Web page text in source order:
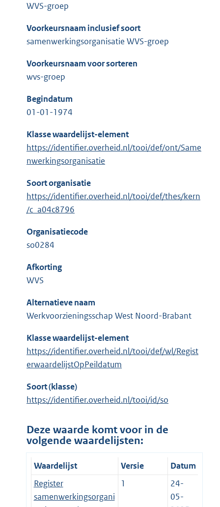
WVS-groep
Voorkeursnaam inclusief soort
samenwerkingsorganisatie WVS-groep
Voorkeursnaam voor sorteren
wvs-groep
Begindatum
01-01-1974
Klasse waardelijst-element
https://identifier.overheid.nl/tooi/def/ont/Same
nwerkingsorganisatie
Soort organisatie
https://identifier.overheid.nl/tooi/def/thes/kern
/c_a04c8796
Organisatiecode
so0284
Afkorting
WVS
Alternatieve naam
Werkvoorzieningsschap West Noord-Brabant
Klasse waardelijst-element
https://identifier.overheid.nl/tooi/def/wl/Regist
erwaardelijstOpPeildatum
Soort (klasse)
https://identifier.overheid.nl/tooi/id/so
Deze waarde komt voor in de
volgende waardelijsten:
Waardelijst Versie
Datum
Register
samenwerkingsorgani
1
24-
05-